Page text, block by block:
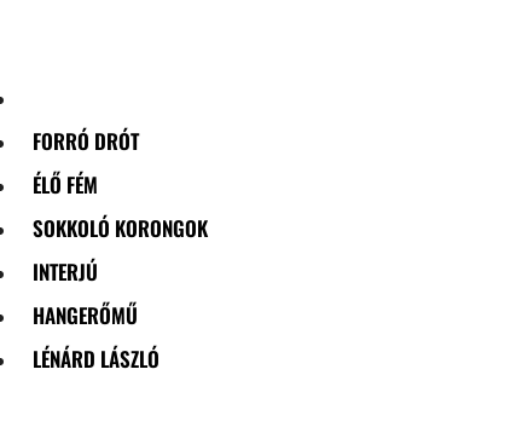
FORRÓ DRÓT
ÉLŐ FÉM
SOKKOLÓ KORONGOK
INTERJÚ
HANGERŐMŰ
LÉNÁRD LÁSZLÓ